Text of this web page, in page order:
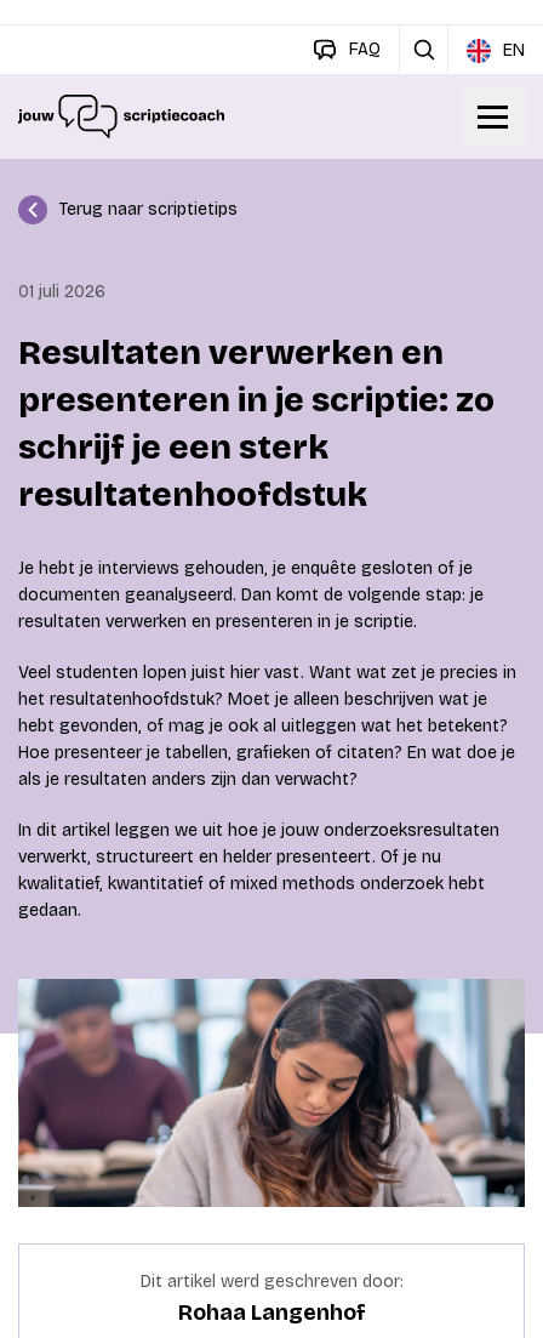
FAQ EN
Terug naar scriptietips
01 juli 2026
Resultaten verwerken en
presenteren in je scriptie: zo
schrijf je een sterk
resultatenhoofdstuk
Je hebt je interviews gehouden, je enquête gesloten of je
documenten geanalyseerd. Dan komt de volgende stap: je
resultaten verwerken en presenteren in je scriptie.
Veel studenten lopen juist hier vast. Want wat zet je precies in
het resultatenhoofdstuk? Moet je alleen beschrijven wat je
hebt gevonden, of mag je ook al uitleggen wat het betekent?
Hoe presenteer je tabellen, grafieken of citaten? En wat doe je
als je resultaten anders zijn dan verwacht?
In dit artikel leggen we uit hoe je jouw onderzoeksresultaten
verwerkt, structureert en helder presenteert. Of je nu
kwalitatief, kwantitatief of mixed methods onderzoek hebt
gedaan.
Dit artikel werd geschreven door:
Rohaa Langenhof